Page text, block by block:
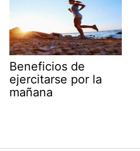
Beneficios de
ejercitarse por la
mañana